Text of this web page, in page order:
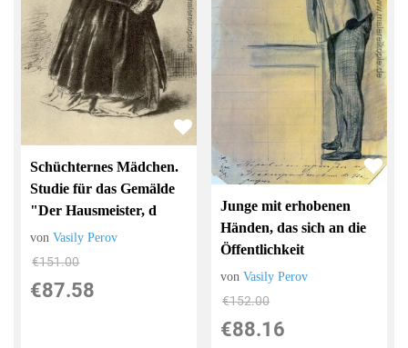
Schüchternes Mädchen.
Studie für das Gemälde
"Der Hausmeister, d
vonVasily Perov
€151.00
€87.58
Junge mit erhobenen
Händen, das sich an die
Öffentlichkeit
vonVasily Perov
€152.00
€88.16